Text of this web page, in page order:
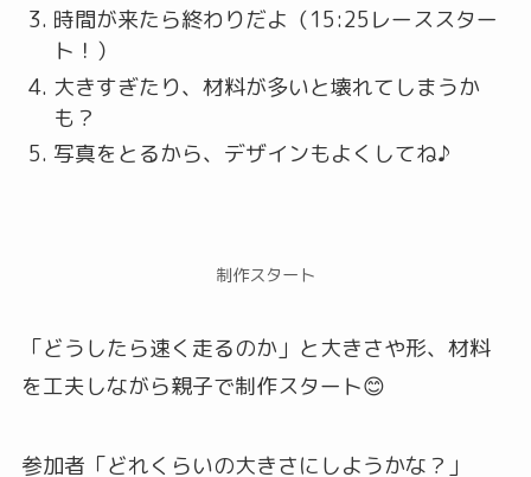
時間が来たら終わりだよ（15:25レーススター
ト！）
大きすぎたり、材料が多いと壊れてしまうか
も？
写真をとるから、デザインもよくしてね♪
制作スタート
「どうしたら速く走るのか」と大きさや形、材料
を工夫しながら親子で制作スタート😊
参加者「どれくらいの大きさにしようかな？」